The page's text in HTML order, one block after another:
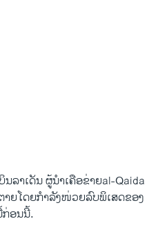
ລາ​ເດັນ ຜູ້​ນໍາ​ເຄືອ​ຂ່າຍal-Qaida
າຍ​ໂດຍ​ກໍາລັງ​ໜ່ວຍ​ລົບ​ພິ​ເສດ​ຂອງ​
ອນ​ນີ້.